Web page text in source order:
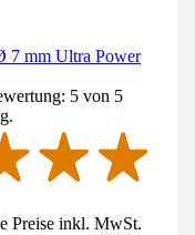
7 mm Ultra Power
5 von 5
Preise inkl. MwSt.